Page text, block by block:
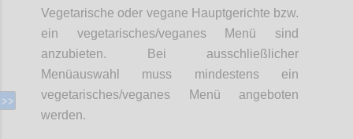
Vegetarische oder vegane Hauptgerichte bzw.
ein vegetarisches/veganes Menü sind
anzubieten. Bei ausschließlicher
Menüauswahl muss mindestens ein
vegetarisches/veganes Menü angeboten
werden.